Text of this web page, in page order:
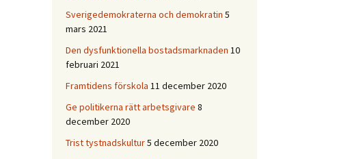
Sverigedemokraterna och demokratin 5
mars 2021
Den dysfunktionella bostadsmarknaden 10
februari 2021
Framtidens förskola 11 december 2020
Ge politikerna rätt arbetsgivare 8
december 2020
Trist tystnadskultur5 december 2020